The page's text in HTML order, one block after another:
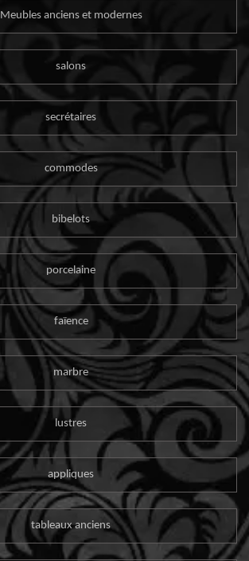
Meubles anciens et modernes
salons
secrétaires
commodes
bibelots
porcelaine
faïence
marbre
lustres
appliques
tableaux anciens